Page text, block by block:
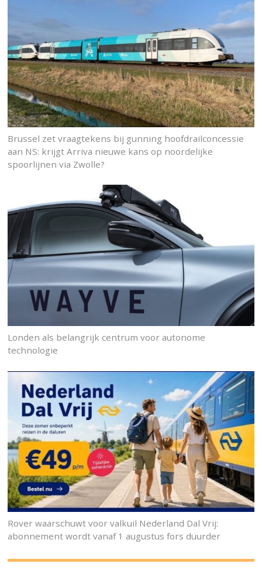
Brussel zet vraagtekens bij gunning hoofdrailconcessie
aan NS: krijgt Arriva nieuwe kans op noordelijke
spoorlijnen via Zwolle?
Londen als belangrijk centrum voor autonome
technologie
Rover waarschuwt voor valkuil Nederland Dal Vrij:
abonnement wordt vanaf 1 augustus fors duurder